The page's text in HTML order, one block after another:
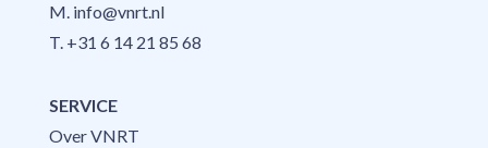
M. info@vnrt.nl
T. +31 6 14 21 85 68
SERVICE
Over VNRT